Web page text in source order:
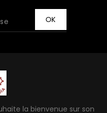
la bienvenue sur son